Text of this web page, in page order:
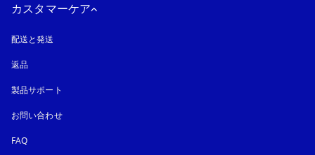
カスタマーケア
配送と発送
返品
製品サポート
お問い合わせ
FAQ